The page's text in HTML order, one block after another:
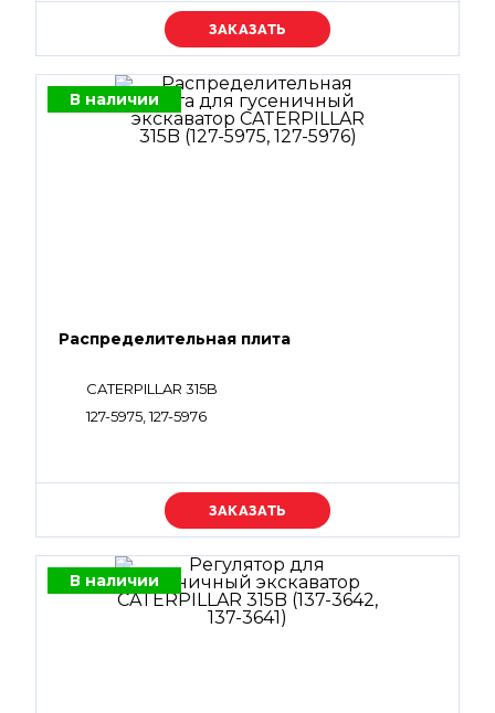
Уточняйте цену
В наличии
Распределительная плита
CATERPILLAR 315B
127-5975, 127-5976
Уточняйте цену
В наличии